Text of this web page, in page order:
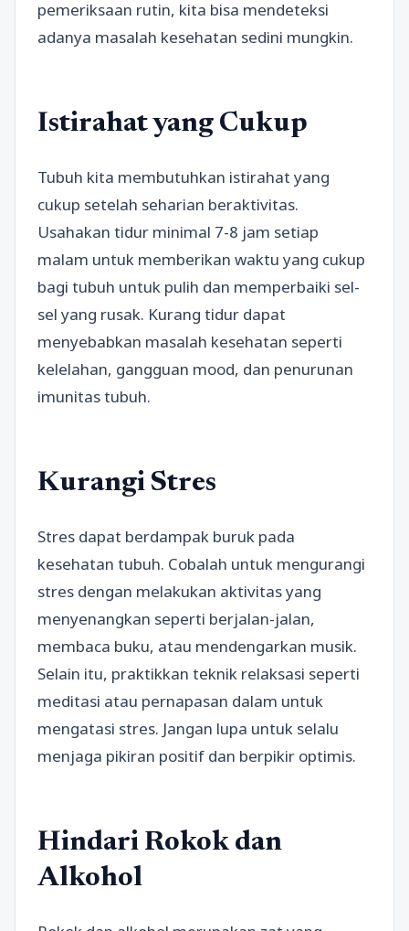
pemeriksaan rutin, kita bisa mendeteksi
adanya masalah kesehatan sedini mungkin.
Istirahat yang Cukup
Tubuh kita membutuhkan istirahat yang
cukup setelah seharian beraktivitas.
Usahakan tidur minimal 7-8 jam setiap
malam untuk memberikan waktu yang cukup
bagi tubuh untuk pulih dan memperbaiki sel-
sel yang rusak. Kurang tidur dapat
menyebabkan masalah kesehatan seperti
kelelahan, gangguan mood, dan penurunan
imunitas tubuh.
Kurangi Stres
Stres dapat berdampak buruk pada
kesehatan tubuh. Cobalah untuk mengurangi
stres dengan melakukan aktivitas yang
menyenangkan seperti berjalan-jalan,
membaca buku, atau mendengarkan musik.
Selain itu, praktikkan teknik relaksasi seperti
meditasi atau pernapasan dalam untuk
mengatasi stres. Jangan lupa untuk selalu
menjaga pikiran positif dan berpikir optimis.
Hindari Rokok dan
Alkohol